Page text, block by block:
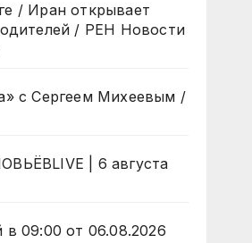
/ Иран открывает
/ РЕН Новости
с Сергеем Михеевым /
| 6 августа
в 09:00 от 06.08.2026